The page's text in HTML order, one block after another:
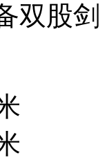
双股剑